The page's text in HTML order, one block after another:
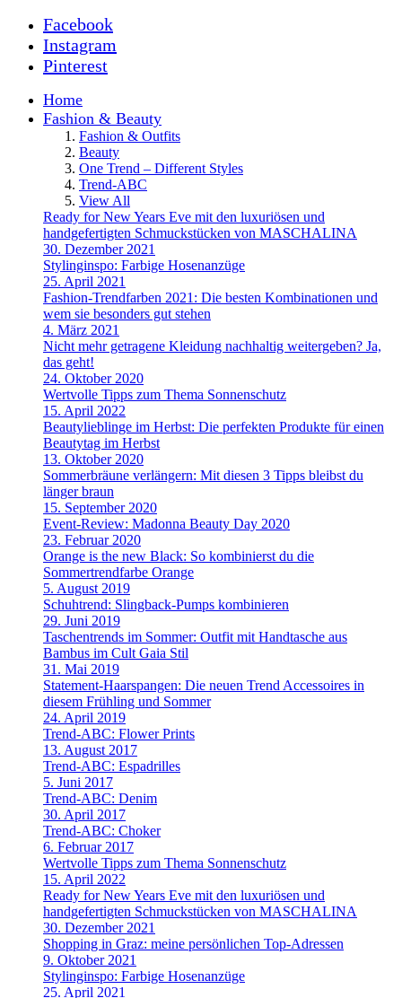
Facebook
Instagram
Pinterest
Home
Fashion & Beauty
Fashion & Outfits
Beauty
One Trend – Different Styles
Trend-ABC
View All
Ready for New Years Eve mit den luxuriösen und
handgefertigten Schmuckstücken von MASCHALINA
30. Dezember 2021
Stylinginspo: Farbige Hosenanzüge
25. April 2021
Fashion-Trendfarben 2021: Die besten Kombinationen und
wem sie besonders gut stehen
4. März 2021
Nicht mehr getragene Kleidung nachhaltig weitergeben? Ja,
das geht!
24. Oktober 2020
Wertvolle Tipps zum Thema Sonnenschutz
15. April 2022
Beautylieblinge im Herbst: Die perfekten Produkte für einen
Beautytag im Herbst
13. Oktober 2020
Sommerbräune verlängern: Mit diesen 3 Tipps bleibst du
länger braun
15. September 2020
Event-Review: Madonna Beauty Day 2020
23. Februar 2020
Orange is the new Black: So kombinierst du die
Sommertrendfarbe Orange
5. August 2019
Schuhtrend: Slingback-Pumps kombinieren
29. Juni 2019
Taschentrends im Sommer: Outfit mit Handtasche aus
Bambus im Cult Gaia Stil
31. Mai 2019
Statement-Haarspangen: Die neuen Trend Accessoires in
diesem Frühling und Sommer
24. April 2019
Trend-ABC: Flower Prints
13. August 2017
Trend-ABC: Espadrilles
5. Juni 2017
Trend-ABC: Denim
30. April 2017
Trend-ABC: Choker
6. Februar 2017
Wertvolle Tipps zum Thema Sonnenschutz
15. April 2022
Ready for New Years Eve mit den luxuriösen und
handgefertigten Schmuckstücken von MASCHALINA
30. Dezember 2021
Shopping in Graz: meine persönlichen Top-Adressen
9. Oktober 2021
Stylinginspo: Farbige Hosenanzüge
25. April 2021